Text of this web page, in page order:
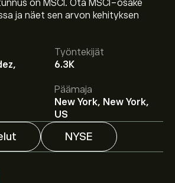
on MSCI. Ota MSCI-osake
ja näet sen arvon kehityksen
Työntekijät
6.3K
Päämaja
New York, New York,
US
NYSE
tänään on 563.17‎$‎.
MSCI Inc on 563.17‎$‎.
asiantuntijoiden ennusteet ja
MSCI Inc osakkeelle
talousraportteihin ja
Katso viimeisimmät ennusteet
Inc markkina-arvo on 40.94B‎$‎